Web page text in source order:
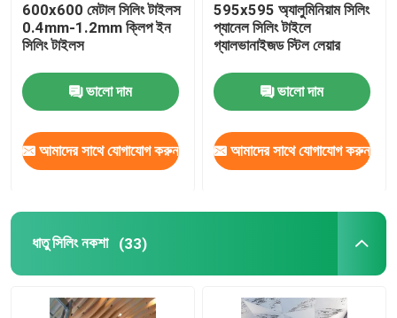
সিলিং অ্যাক্সেস প্যানেল
LED সিলিং লাইট
প্লাস্টারবোর্ড জিপসাম বোর্ড
600x600 মেটাল সিলিং টাইলস
0.4mm-1.2mm ক্লিপ ইন
সিলিং টাইলস
ভালো দাম
আমাদের সাথে যোগাযোগ করুন
595x595 অ্যালুমিনিয়াম সিলিং
প্যানেল সিলিং টাইলে
গ্যালভানাইজড স্টিল লেয়ার
ভালো দাম
আমাদের সাথে যোগাযোগ করুন
ধাতু সিলিং নকশা (33)